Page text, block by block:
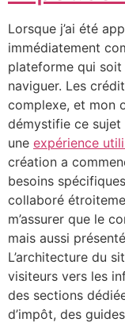
Lorsque j’ai été
immédiatement
plateforme qui
naviguer. Les
complexe, et mon
démystifie ce
une expérience
création a
besoins
collaboré
m’assurer que le
mais aussi
L’architecture du
visiteurs vers les
des sections
d’impôt, des